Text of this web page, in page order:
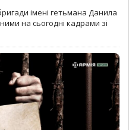
імені гетьмана Данила
на сьогодні кадрами зі